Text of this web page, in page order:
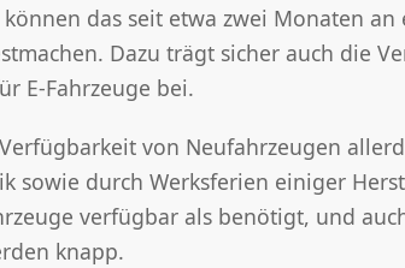
das seit etwa zwei Monaten an
Dazu trägt sicher auch die
E-Fahrzeuge bei.
von Neufahrzeugen
sowie durch Werksferien einiger
verfügbar als benötigt, und
knapp.